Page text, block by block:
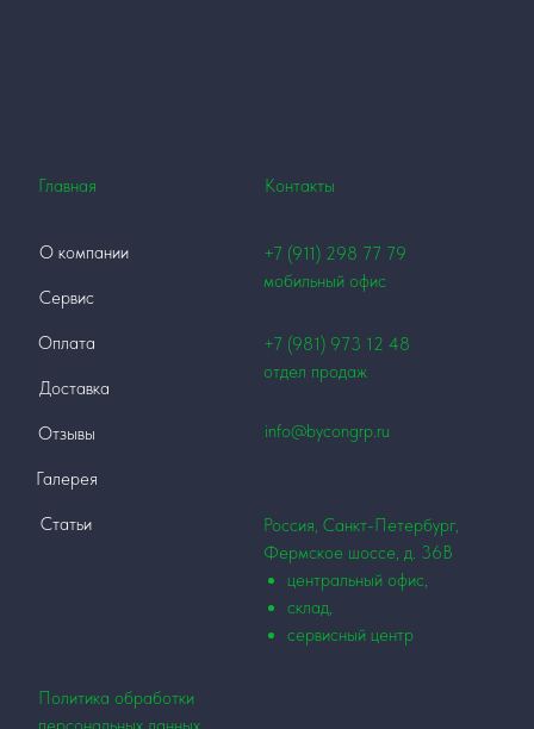
Контакты
Сервис
Оплата
Доставка
Отзывы
Галерея
Статьи
О компании +7 (911) 298 77 79
мобильный офис
+7 (981) 973 12 48
отдел продаж
info@bycongrp.ru
Россия, Санкт-Петербург,
Фермское шоссе, д. 36В
центральный офис,
склад,
сервисный центр
Политика обработки
Главная